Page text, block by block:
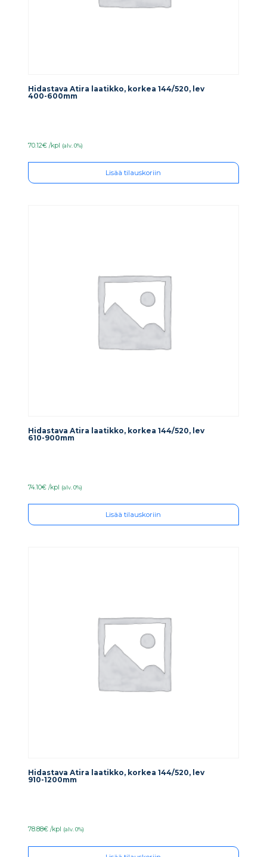
Hidastava Atira laatikko, korkea 144/520, lev
400-600mm
70.12€ /kpl (alv. 0%)
Lisää tilauskoriin
Hidastava Atira laatikko, korkea 144/520, lev
610-900mm
74.10€ /kpl (alv. 0%)
Lisää tilauskoriin
Hidastava Atira laatikko, korkea 144/520, lev
910-1200mm
78.88€ /kpl (alv. 0%)